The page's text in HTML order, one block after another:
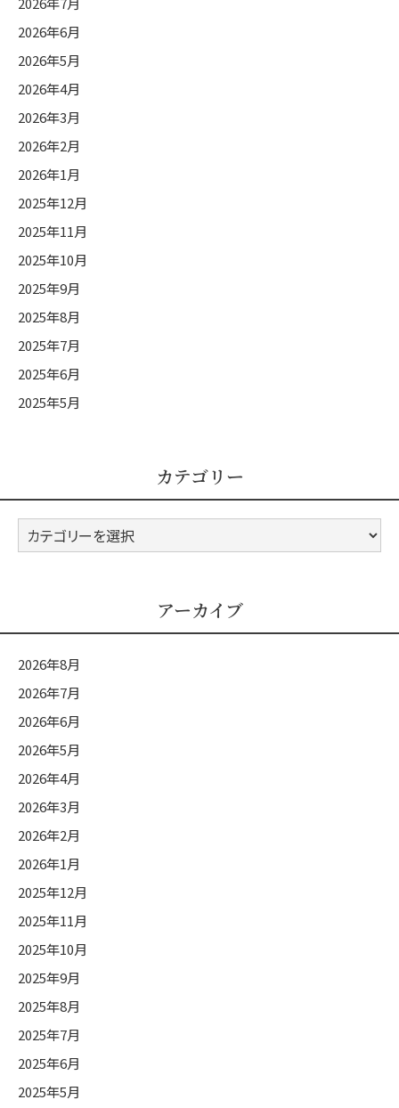
ゴ
リ
ー
2026年6月
2026年5月
2026年4月
2026年3月
2026年2月
2026年1月
2025年12月
2025年11月
2025年10月
2025年9月
2025年8月
2025年7月
2025年6月
2025年5月
カテゴリー
カ
テ
アーカイブ
2026年8月
2026年7月
2026年6月
2026年5月
2026年4月
2026年3月
2026年2月
2026年1月
2025年12月
2025年11月
2025年10月
2025年9月
2025年8月
2025年7月
2025年6月
2025年5月